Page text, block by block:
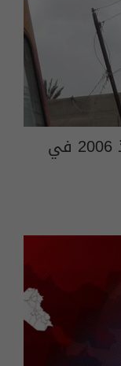
اعادة افتتاح شارع وزقاق اغلقا منذ 2006 في